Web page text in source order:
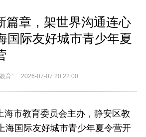
篇章，架世界沟通连心
国际友好城市青少年夏
教育” 2026-07-07 20:22:00
海市教育委员会主办，静安区教
海国际友好城市青少年夏令营开